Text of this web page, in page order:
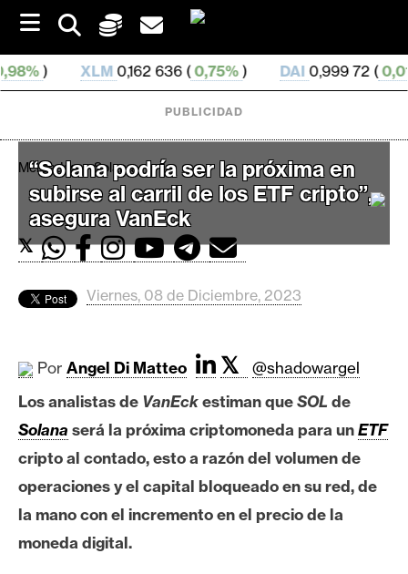
p
t
o
XLM 0,162 636 ( 0,75%) DAI0,999 72 (0,01%)
C
r
i
t
e
c
a
d
o
PUBLICIDAD
Mercados Solana
“Solana podría ser la próxima en
subirse al carril de los ETF cripto”,
asegura VanEck
𝕏
Viernes, 08 de Diciembre, 2023
Por Angel Di Matteo 𝕏
@shadowargel
Los analistas de VanEckestiman queSOL de
Solana será la próxima criptomoneda para unETF
cripto al contado, esto a razón del volumen de
operaciones y el capital bloqueado en su red, de
la mano con el incremento en el precio de la
moneda digital.